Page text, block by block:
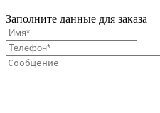
Заполните данные для заказа